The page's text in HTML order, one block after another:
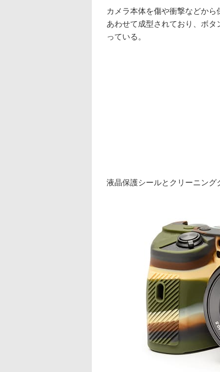
カメラ本体を傷や衝撃などか
あわせて成型されており、ボ
っている。
液晶保護シールとクリーニング